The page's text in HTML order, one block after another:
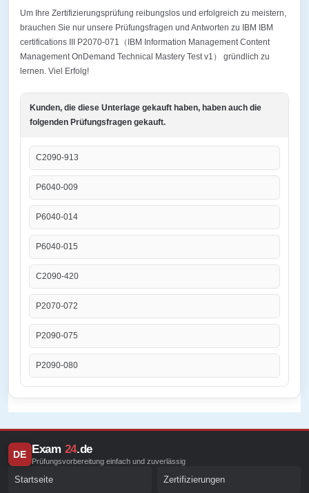
Um Ihre Zertifizierungsprüfung reibungslos und erfolgreich zu meistern,
brauchen Sie nur unsere Prüfungsfragen und Antworten zu IBM IBM
certifications III P2070-071（IBM Information Management Content
Management OnDemand Technical Mastery Test v1） gründlich zu
lernen. Viel Erfolg!
Kunden, die diese Unterlage gekauft haben, haben auch die
folgenden Prüfungsfragen gekauft.
C2090-913
P6040-009
P6040-014
P6040-015
C2090-420
P2070-072
P2090-075
P2090-080
DE Exam 24.de
Prüfungsvorbereitung einfach und zuverlässig
Startseite Zertifizierungen